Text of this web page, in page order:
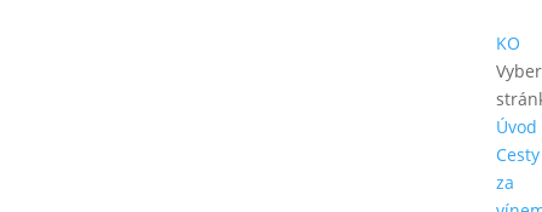
KO
Úvod
Cesty
za